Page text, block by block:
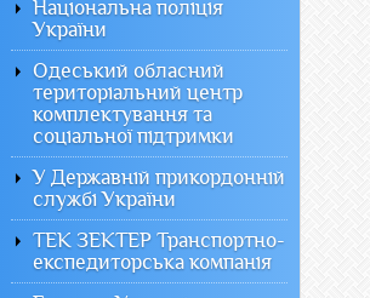
Національна поліція
України
Одеський обласний
територіальний центр
комплектування та
соціальної підтримки
У Державній прикордонній
службі України
ТЕК ЗЕКТЕР Транспортно-
експедиторська компанія